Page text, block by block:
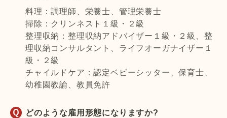
料理：調理師、栄養士、管理栄養士
掃除：クリンネスト１級・２級
整理収納：整理収納アドバイザー１級・２級、整
理収納コンサルタント、ライフオーガナイザー１
級・２級
チャイルドケア：認定ベビーシッター、保育士、
幼稚園教諭、教員免許
どのような雇用形態になりますか?